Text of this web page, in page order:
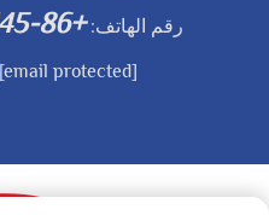
رقم الهاتف: +86-13798257145
[email protected]